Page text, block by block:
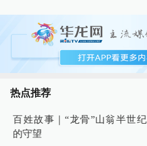
热点推荐
百姓故事｜“龙骨”山翁半世纪
的守望